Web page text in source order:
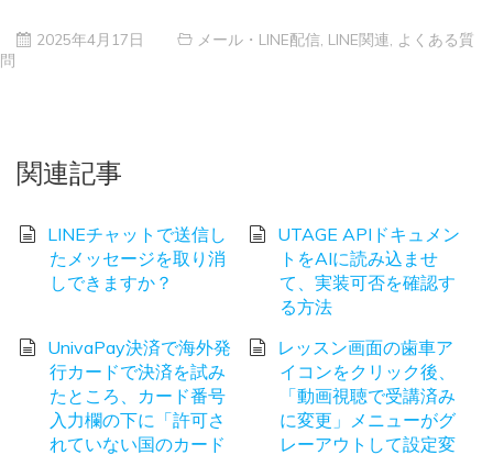
2025年4月17日 メール・LINE配信 LINE関連 よくある質
問
関連記事
LINEチャットで送信し
たメッセージを取り消
しできますか？
UTAGE APIドキュメン
トをAIに読み込ませ
て、実装可否を確認す
る方法
UnivaPay決済で海外発
行カードで決済を試み
たところ、カード番号
入力欄の下に「許可さ
れていない国のカード
レッスン画面の歯車ア
イコンをクリック後、
「動画視聴で受講済み
に変更」メニューがグ
レーアウトして設定変